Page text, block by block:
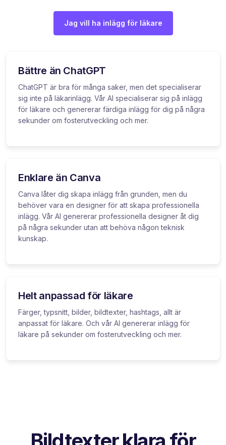
Jag vill ha inlägg för läkare
Bättre än ChatGPT
ChatGPT är bra för många saker, men det specialiserar
sig inte på läkarinlägg. Vår AI specialiserar sig på inlägg
för läkare och genererar färdiga inlägg för dig på några
sekunder om fosterutveckling och mer.
Enklare än Canva
Canva låter dig skapa inlägg från grunden, men du
behöver vara en designer för att skapa professionella
inlägg. Vår AI genererar professionella designer åt dig
på några sekunder utan att behöva någon teknisk
kunskap.
Helt anpassad för läkare
Färger, typsnitt, bilder, bildtexter, hashtags, allt är
anpassat för läkare. Och vår AI genererar inlägg för
läkare på sekunder om fosterutveckling och mer.